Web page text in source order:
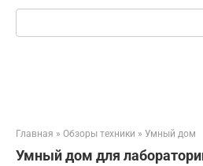
Поиск:
Главная » Обзоры техники » Умный дом
Умный дом для